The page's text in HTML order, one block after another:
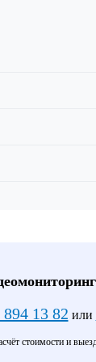
13 82 или
стоимости и